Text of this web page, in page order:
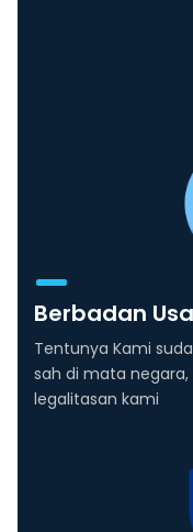
Berbadan
Tentunya Kami
sah di mata
legalitasan kami